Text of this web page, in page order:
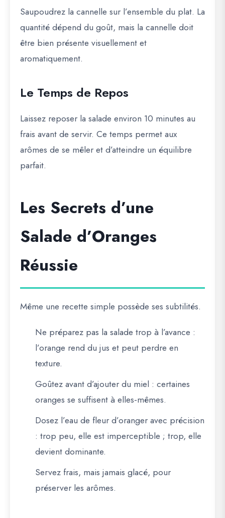
Saupoudrez la cannelle sur l’ensemble du plat. La
quantité dépend du goût, mais la cannelle doit
être bien présente visuellement et
aromatiquement.
Le Temps de Repos
Laissez reposer la salade environ 10 minutes au
frais avant de servir. Ce temps permet aux
arômes de se mêler et d’atteindre un équilibre
parfait.
Les Secrets d’une
Salade d’Oranges
Réussie
Même une recette simple possède ses subtilités.
Ne préparez pas la salade trop à l’avance :
l’orange rend du jus et peut perdre en
texture.
Goûtez avant d’ajouter du miel : certaines
oranges se suffisent à elles-mêmes.
Dosez l’eau de fleur d’oranger avec précision
: trop peu, elle est imperceptible ; trop, elle
devient dominante.
Servez frais, mais jamais glacé, pour
préserver les arômes.